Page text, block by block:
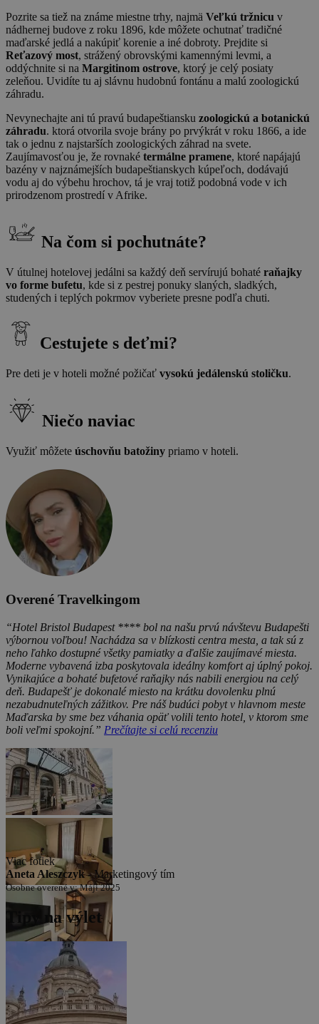
Pozrite sa tiež na známe miestne trhy, najmä Veľkú tržnicu v
nádhernej budove z roku 1896, kde môžete ochutnať tradičné
maďarské jedlá a nakúpiť korenie a iné dobroty. Prejdite si
Reťazový most, strážený obrovskými kamennými levmi, a
oddýchnite si na Margitinom ostrove, ktorý je celý posiaty
zeleňou. Uvidíte tu aj slávnu hudobnú fontánu a malú zoologickú
záhradu.
Nevynechajte ani tú pravú budapeštiansku zoologickú a botanickú
záhradu. ktorá otvorila svoje brány po prvýkrát v roku 1866, a ide
tak o jednu z najstarších zoologických záhrad na svete.
Zaujímavosťou je, že rovnaké termálne pramene, ktoré napájajú
bazény v najznámejších budapeštianskych kúpeľoch, dodávajú
vodu aj do výbehu hrochov, tá je vraj totiž podobná vode v ich
prirodzenom prostredí v Afrike.
Na čom si pochutnáte?
V útulnej hotelovej jedálni sa každý deň servírujú bohaté raňajky
vo forme bufetu, kde si z pestrej ponuky slaných, sladkých,
studených i teplých pokrmov vyberiete presne podľa chuti.
Cestujete s deťmi?
Pre deti je v hoteli možné požičať vysokú jedálenskú stoličku.
Niečo naviac
Využiť môžete úschovňu batožiny priamo v hoteli.
Overené Travelkingom
“Hotel Bristol Budapest **** bol na našu prvú návštevu Budapešti
výbornou voľbou! Nachádza sa v blízkosti centra mesta, a tak sú z
neho ľahko dostupné všetky pamiatky a ďalšie zaujímavé miesta.
Moderne vybavená izba poskytovala ideálny komfort aj úplný pokoj.
Vynikajúce a bohaté bufetové raňajky nás nabili energiou na celý
deň. Budapešť je dokonalé miesto na krátku dovolenku plnú
nezabudnuteľných zážitkov. Pre náš budúci pobyt v hlavnom meste
Maďarska by sme bez váhania opäť volili tento hotel, v ktorom sme
boli veľmi spokojní.” Prečítajte si celú recenziu
Viac fotiek
Aneta Aleszczyk -Marketingový tím
Osobne overené v: Máji 2025
Tipy na výlet